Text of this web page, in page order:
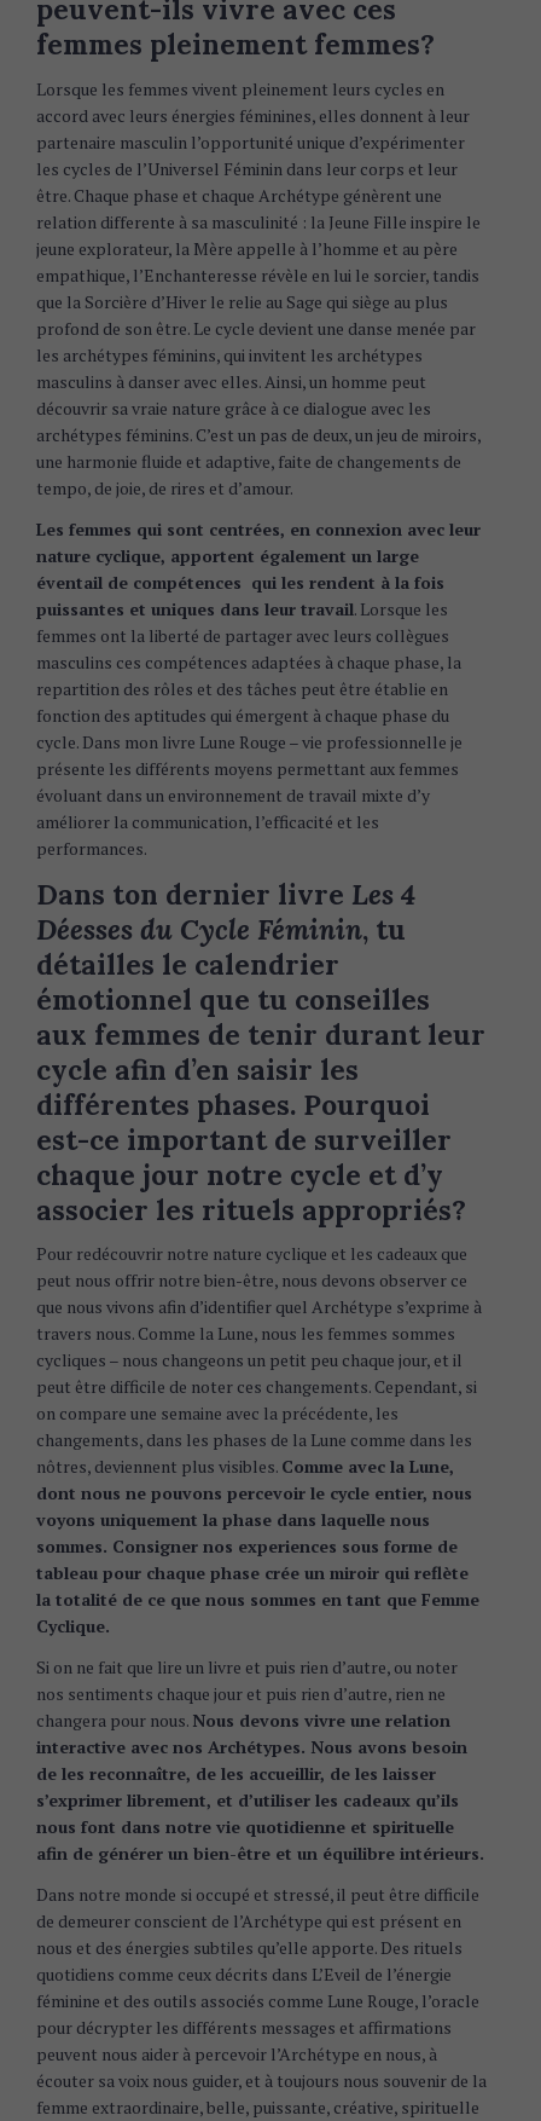
peuvent-ils vivre avec ces
femmes pleinement femmes?
Lorsque les femmes vivent pleinement leurs cycles en
accord avec leurs énergies féminines, elles donnent à leur
partenaire masculin l’opportunité unique d’expérimenter
les cycles de l’Universel Féminin dans leur corps et leur
être. Chaque phase et chaque Archétype génèrent une
relation differente à sa masculinité : la Jeune Fille inspire le
jeune explorateur, la Mère appelle à l’homme et au père
empathique, l’Enchanteresse révèle en lui le sorcier, tandis
que la Sorcière d’Hiver le relie au Sage qui siège au plus
profond de son être. Le cycle devient une danse menée par
les archétypes féminins, qui invitent les archétypes
masculins à danser avec elles. Ainsi, un homme peut
découvrir sa vraie nature grâce à ce dialogue avec les
archétypes féminins. C’est un pas de deux, un jeu de miroirs,
une harmonie fluide et adaptive, faite de changements de
tempo, de joie, de rires et d’amour.
Les femmes qui sont centrées, en connexion avec leur
nature cyclique, apportent également un large
éventail de compétences qui les rendent à la fois
puissantes et uniques dans leur travail. Lorsque les
femmes ont la liberté de partager avec leurs collègues
masculins ces compétences adaptées à chaque phase, la
repartition des rôles et des tâches peut être établie en
fonction des aptitudes qui émergent à chaque phase du
cycle. Dans mon livre Lune Rouge – vie professionnelle je
présente les différents moyens permettant aux femmes
évoluant dans un environnement de travail mixte d’y
améliorer la communication, l’efficacité et les
performances.
Dans ton dernier livre Les 4
Déesses du Cycle Féminin, tu
détailles le calendrier
émotionnel que tu conseilles
aux femmes de tenir durant leur
cycle afin d’en saisir les
différentes phases. Pourquoi
est-ce important de surveiller
chaque jour notre cycle et d’y
associer les rituels appropriés?
Pour redécouvrir notre nature cyclique et les cadeaux que
peut nous offrir notre bien-être, nous devons observer ce
que nous vivons afin d’identifier quel Archétype s’exprime à
travers nous. Comme la Lune, nous les femmes sommes
cycliques – nous changeons un petit peu chaque jour, et il
peut être difficile de noter ces changements. Cependant, si
on compare une semaine avec la précédente, les
changements, dans les phases de la Lune comme dans les
nôtres, deviennent plus visibles. Comme avec la Lune,
dont nous ne pouvons percevoir le cycle entier, nous
voyons uniquement la phase dans laquelle nous
sommes. Consigner nos experiences sous forme de
tableau pour chaque phase crée un miroir qui reflète
la totalité de ce que nous sommes en tant que Femme
Cyclique.
Si on ne fait que lire un livre et puis rien d’autre, ou noter
nos sentiments chaque jour et puis rien d’autre, rien ne
changera pour nous. Nous devons vivre une relation
interactive avec nos Archétypes. Nous avons besoin
de les reconnaître, de les accueillir, de les laisser
s’exprimer librement, et d’utiliser les cadeaux qu’ils
nous font dans notre vie quotidienne et spirituelle
afin de générer un bien-être et un équilibre intérieurs.
Dans notre monde si occupé et stressé, il peut être difficile
de demeurer conscient de l’Archétype qui est présent en
nous et des énergies subtiles qu’elle apporte. Des rituels
quotidiens comme ceux décrits dans L’Eveil de l’énergie
féminine et des outils associés comme Lune Rouge, l’oracle
pour décrypter les différents messages et affirmations
peuvent nous aider à percevoir l’Archétype en nous, à
écouter sa voix nous guider, et à toujours nous souvenir de la
femme extraordinaire, belle, puissante, créative, spirituelle